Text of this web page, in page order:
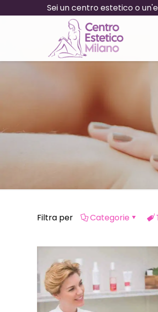
Sei un centro estetico o
Filtra per Categorie